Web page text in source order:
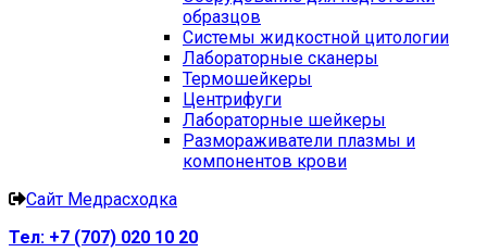
образцов
Системы жидкостной цитологии
Лабораторные сканеры
Термошейкеры
Центрифуги
Лабораторные шейкеры
Размораживатели плазмы и
компонентов крови
Сайт Медрасходка
Тел: +7 (707) 020 10 20